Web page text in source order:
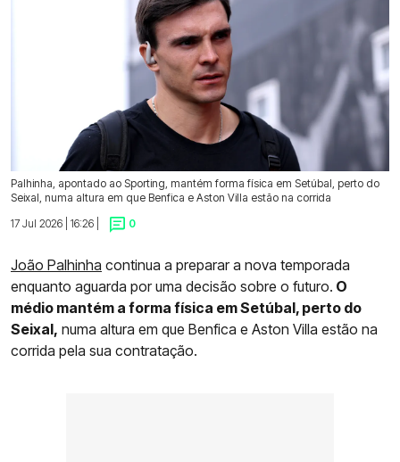
Palhinha, apontado ao Sporting, mantém forma física em Setúbal, perto do
Seixal, numa altura em que Benfica e Aston Villa estão na corrida
17 Jul 2026 | 16:26 |
0
João Palhinha continua a preparar a nova temporada
enquanto aguarda por uma decisão sobre o futuro. O
médio mantém a forma física em Setúbal, perto do
Seixal, numa altura em que Benfica e Aston Villa estão na
corrida pela sua contratação.